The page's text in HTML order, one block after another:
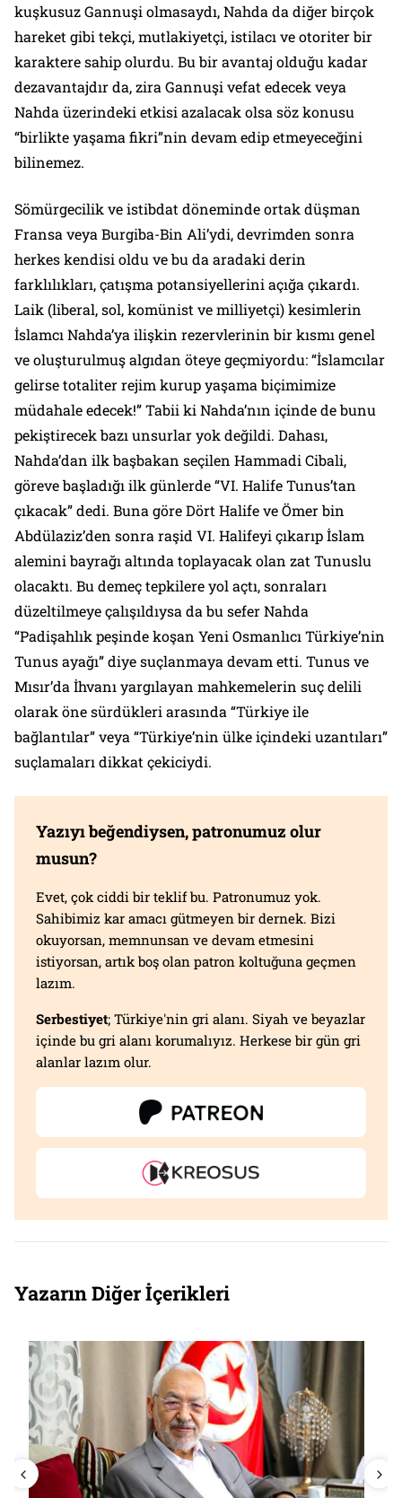
kuşkusuz Gannuşi olmasaydı, Nahda da diğer birçok
hareket gibi tekçi, mutlakiyetçi, istilacı ve otoriter bir
karaktere sahip olurdu. Bu bir avantaj olduğu kadar
dezavantajdır da, zira Gannuşi vefat edecek veya
Nahda üzerindeki etkisi azalacak olsa söz konusu
“birlikte yaşama fikri”nin devam edip etmeyeceğini
bilinemez.
Sömürgecilik ve istibdat döneminde ortak düşman
Fransa veya Burgiba-Bin Ali’ydi, devrimden sonra
herkes kendisi oldu ve bu da aradaki derin
farklılıkları, çatışma potansiyellerini açığa çıkardı.
Laik (liberal, sol, komünist ve milliyetçi) kesimlerin
İslamcı Nahda’ya ilişkin rezervlerinin bir kısmı genel
ve oluşturulmuş algıdan öteye geçmiyordu: “İslamcılar
gelirse totaliter rejim kurup yaşama biçimimize
müdahale edecek!” Tabii ki Nahda’nın içinde de bunu
pekiştirecek bazı unsurlar yok değildi. Dahası,
Nahda’dan ilk başbakan seçilen Hammadi Cibali,
göreve başladığı ilk günlerde “VI. Halife Tunus’tan
çıkacak” dedi. Buna göre Dört Halife ve Ömer bin
Abdülaziz’den sonra raşid VI. Halifeyi çıkarıp İslam
alemini bayrağı altında toplayacak olan zat Tunuslu
olacaktı. Bu demeç tepkilere yol açtı, sonraları
düzeltilmeye çalışıldıysa da bu sefer Nahda
“Padişahlık peşinde koşan Yeni Osmanlıcı Türkiye’nin
Tunus ayağı” diye suçlanmaya devam etti. Tunus ve
Mısır’da İhvanı yargılayan mahkemelerin suç delili
olarak öne sürdükleri arasında “Türkiye ile
bağlantılar” veya “Türkiye’nin ülke içindeki uzantıları”
suçlamaları dikkat çekiciydi.
Yazıyı beğendiysen, patronumuz olur
musun?
Evet, çok ciddi bir teklif bu. Patronumuz yok.
Sahibimiz kar amacı gütmeyen bir dernek. Bizi
okuyorsan, memnunsan ve devam etmesini
istiyorsan, artık boş olan patron koltuğuna geçmen
lazım.
Serbestiyet; Türkiye'nin gri alanı. Siyah ve beyazlar
içinde bu gri alanı korumalıyız. Herkese bir gün gri
alanlar lazım olur.
Yazarın Diğer İçerikleri